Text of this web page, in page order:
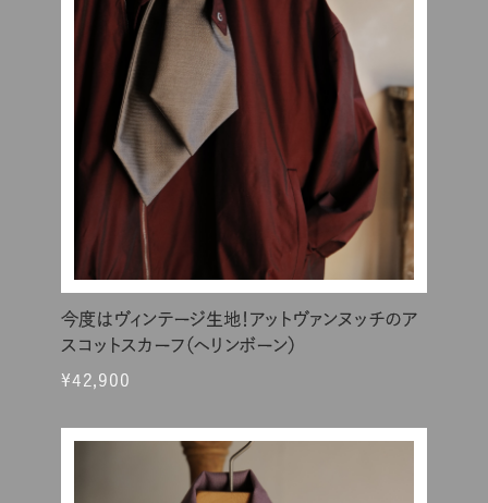
今度はヴィンテージ生地！アットヴァンヌッチのア
スコットスカーフ（ヘリンボーン）
¥42,900